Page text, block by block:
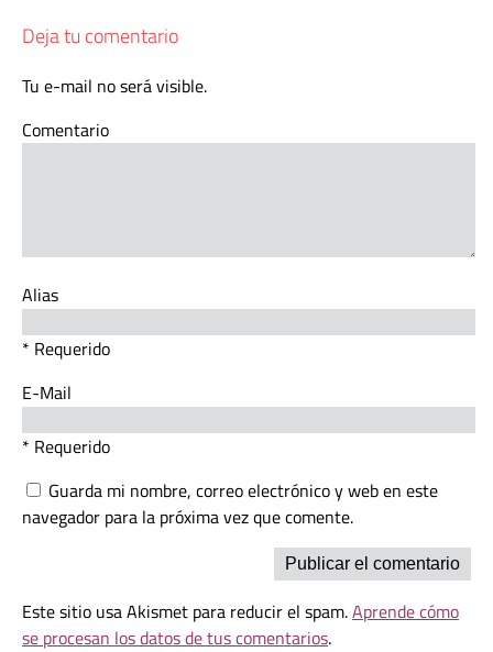
Deja tu comentario
Tu e-mail no será visible.
Comentario
Alias
* Requerido
E-Mail
* Requerido
Guarda mi nombre, correo electrónico y web en este
navegador para la próxima vez que comente.
Este sitio usa Akismet para reducir el spam.Aprende cómo
se procesan los datos de tus comentarios.